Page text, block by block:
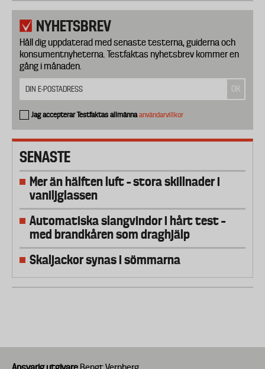
NYHETSBREV
Håll dig uppdaterad med senaste testerna, guiderna och
konsumentnyheterna. Testfaktas nyhetsbrev kommer en
gång i månaden.
Jag accepterar Testfaktas allmännaanvändarvillkor
SENASTE
Mer än hälften luft – stora skillnader i
vaniljglassen
Automatiska slangvindor i hårt test –
med brandkåren som draghjälp
Skaljackor synas i sömmarna